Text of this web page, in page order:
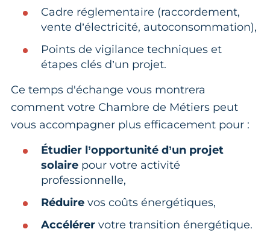
Cadre réglementaire (raccordement,
vente d’électricité, autoconsommation),
Points de vigilance techniques et
étapes clés d’un projet.
Ce temps d'échange vous montrera
comment votre Chambre de Métiers peut
vous accompagner plus efficacement pour :
Étudier l’opportunité d’un projet
solaire pour votre activité
professionnelle,
Réduire vos coûts énergétiques,
Accélérer votre transition énergétique.